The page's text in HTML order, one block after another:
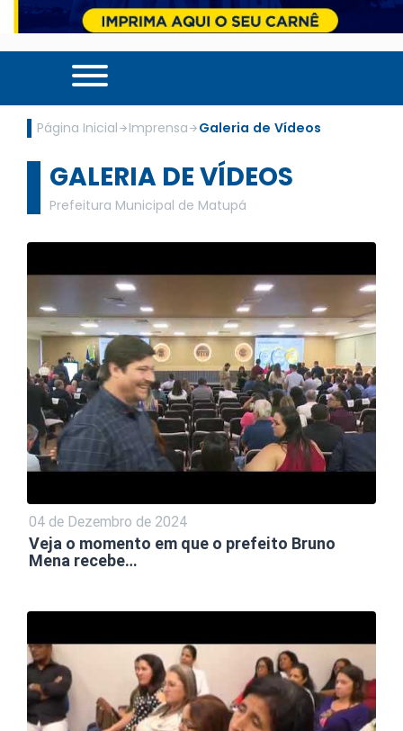
Página Inicial Imprensa Galeria de Vídeos
GALERIA DE VÍDEOS
Prefeitura Municipal de Matupá
04 de Dezembro de 2024
Veja o momento em que o prefeito Bruno
Mena recebe…